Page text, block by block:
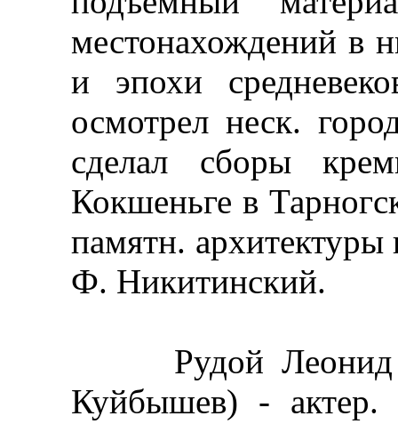
местонахождений в
и эпохи
осмотрел неск.
сделал сборы
Кокшеньге в
памятн.
Ф. Никитинский.
Рудой Леонид
Куйбышев) - актер.